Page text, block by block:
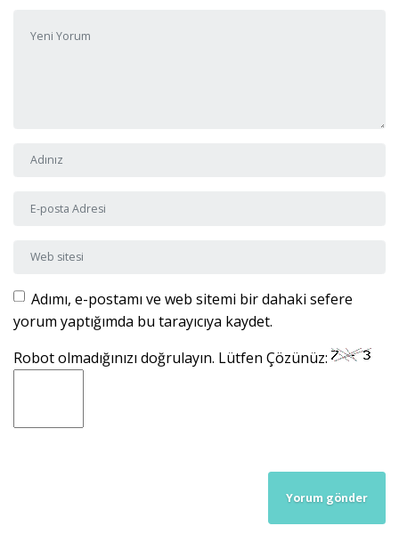
Adı ve Soyadı
E-posta Adresi
Web sitesi
Adımı, e-postamı ve web sitemi bir dahaki sefere
yorum yaptığımda bu tarayıcıya kaydet.
Robot olmadığınızı doğrulayın. Lütfen Çözünüz: